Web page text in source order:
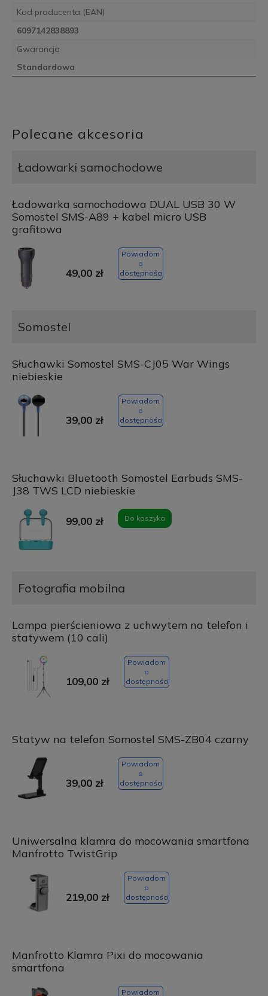
Kod producenta (EAN)
6097142838893
Gwarancja
Standardowa
Polecane akcesoria
Ładowarki samochodowe
Ładowarka samochodowa DUAL USB 30 W
Somostel SMS-A89 + kabel micro USB
grafitowa
49,00 zł
Powiadom
o
dostępności
Somostel
Słuchawki Somostel SMS-CJ05 War Wings
niebieskie
39,00 zł
Powiadom
o
dostępności
Słuchawki Bluetooth Somostel Earbuds SMS-
J38 TWS LCD niebieskie
99,00 zł Do koszyka
Fotografia mobilna
Lampa pierścieniowa z uchwytem na telefon i
statywem (10 cali)
109,00 zł
Powiadom
o
dostępności
Statyw na telefon Somostel SMS-ZB04 czarny
39,00 zł
Powiadom
o
dostępności
Uniwersalna klamra do mocowania smartfona
Manfrotto TwistGrip
219,00 zł
Powiadom
o
dostępności
Manfrotto Klamra Pixi do mocowania
smartfona
Powiadom